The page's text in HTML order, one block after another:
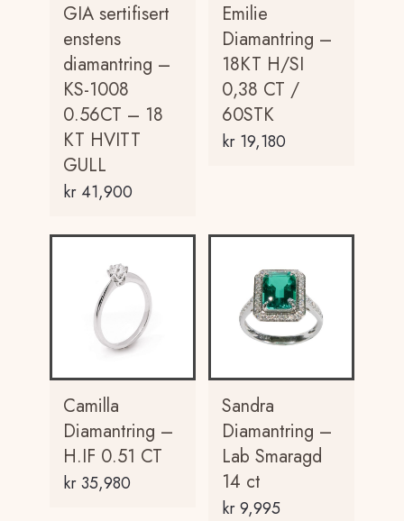
GIA sertifisert
enstens
diamantring –
KS-1008
0.56CT – 18
KT HVITT
GULL
kr 41,900
Emilie
Diamantring –
18KT H/SI
0,38 CT /
60STK
kr19,180
Camilla
Diamantring –
H.IF 0.51 CT
kr35,980
Sandra
Diamantring –
Lab Smaragd
14 ct
kr9,995